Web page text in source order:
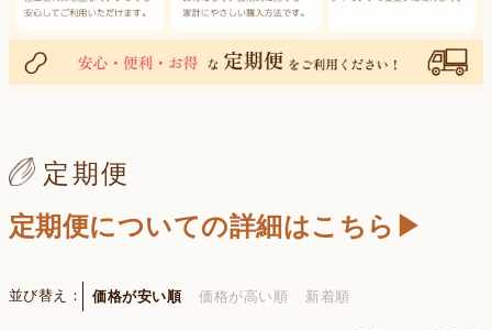
定期便
定期便についての詳細はこちら▶
並び替え 価格が安い順 価格が高い順 新着順